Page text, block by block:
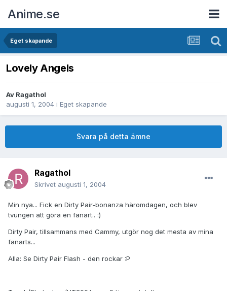
Anime.se
Eget skapande
Lovely Angels
Av Ragathol
augusti 1, 2004 i Eget skapande
Svara på detta ämne
Ragathol
Skrivet augusti 1, 2004
Min nya... Fick en Dirty Pair-bonanza häromdagen, och blev
tvungen att göra en fanart.. :)
Dirty Pair, tillsammans med Cammy, utgör nog det mesta av mina
fanarts...
Alla: Se Dirty Pair Flash - den rockar :P